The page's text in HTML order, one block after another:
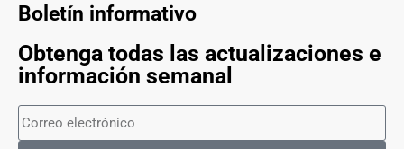
Boletín informativo
Obtenga todas las actualizaciones e
información semanal